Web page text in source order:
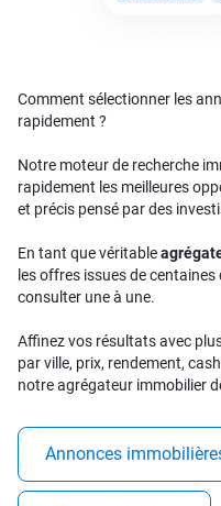
Comment sélectionner les
rapidement ?
Notre moteur de recherche
rapidement les meilleures
et précis pensé par des
En tant que véritable
les offres issues de
consulter une à une.
Affinez vos résultats avec
par ville, prix, rendement,
notre agrégateur immobilier
Annonces